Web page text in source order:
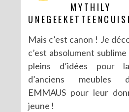
MYTHILY
Mais c’est canon ! Je
c’est absolument
pleins d’idées pour
d’anciens meubles
EMMAUS pour leur
jeune !